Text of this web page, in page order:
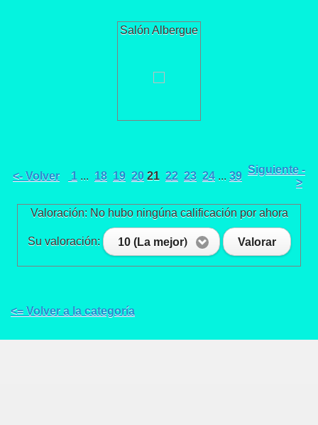
Salón Albergue
<- Volver 1 ... 18 19 20 21 22 23 24 ... 39
Siguiente -
>
Valoración: No hubo ningúna calificación por ahora
Su valoración: 10 (La mejor) Valorar
<= Volver a la categoría